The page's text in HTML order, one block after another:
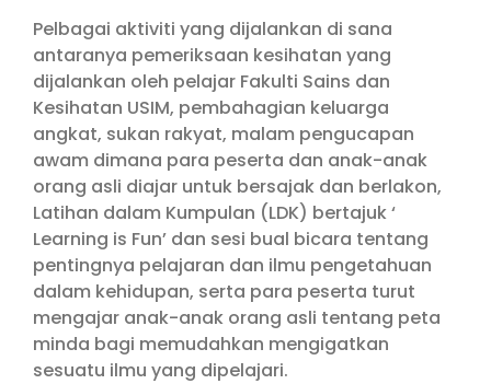
Pelbagai aktiviti yang dijalankan di sana
antaranya pemeriksaan kesihatan yang
dijalankan oleh pelajar Fakulti Sains dan
Kesihatan USIM, pembahagian keluarga
angkat, sukan rakyat, malam pengucapan
awam dimana para peserta dan anak-anak
orang asli diajar untuk bersajak dan berlakon,
Latihan dalam Kumpulan (LDK) bertajuk ‘
Learning is Fun’ dan sesi bual bicara tentang
pentingnya pelajaran dan ilmu pengetahuan
dalam kehidupan, serta para peserta turut
mengajar anak-anak orang asli tentang peta
minda bagi memudahkan mengigatkan
sesuatu ilmu yang dipelajari.